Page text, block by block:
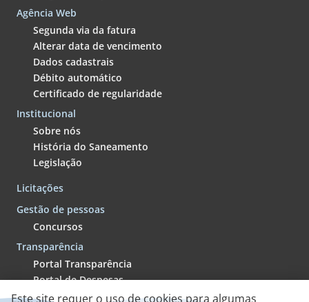
Agência Web
Segunda via da fatura
Alterar data de vencimento
Dados cadastrais
Débito automático
Certificado de regularidade
Institucional
Sobre nós
História do Saneamento
Legislação
Licitações
Gestão de pessoas
Concursos
Transparência
Portal Transparência
Portal de Despesas
Termos de fomento e parcerias
Este site requer o uso de cookies para algumas